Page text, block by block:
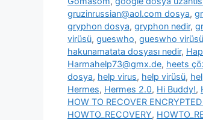
gruzinrussian@aol.com dosya,
gryphon dosya, gryphon nedir,
virüsü, gueswho, gueswho virüsü
hakunamatata dosyası nedir,
Harmahelp73@gmx.de, heets
dosya, help virus, help virüsü,
Hermes, Hermes 2.0, Hi Buddy!,
HOW TO RECOVER
HOWTO_RECOVERY,